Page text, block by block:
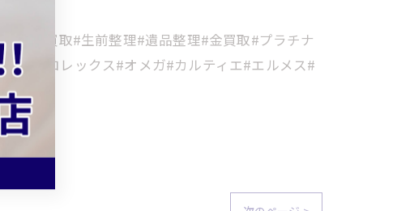
現金買取#生前整理#遺品整理#金買取#プラチナ
取#ロレックス#オメガ#カルティエ#エルメス#